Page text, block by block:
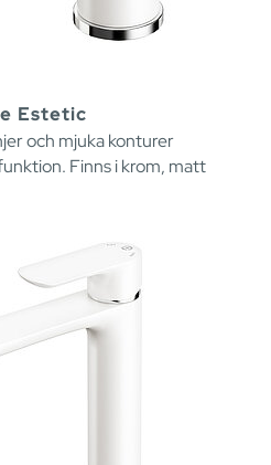
Estetic
och mjuka konturer
Finns i krom, matt